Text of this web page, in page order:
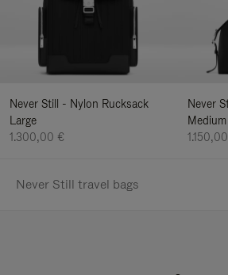
Never Still - Nylon Rucksack
Large
1.300,00 €
Never
Medium
Never Still travel bags